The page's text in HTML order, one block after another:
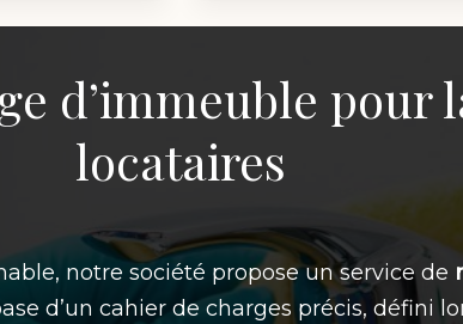
d’immeuble pour
locataires
notre société propose un service de
d’un cahier de charges précis, défini